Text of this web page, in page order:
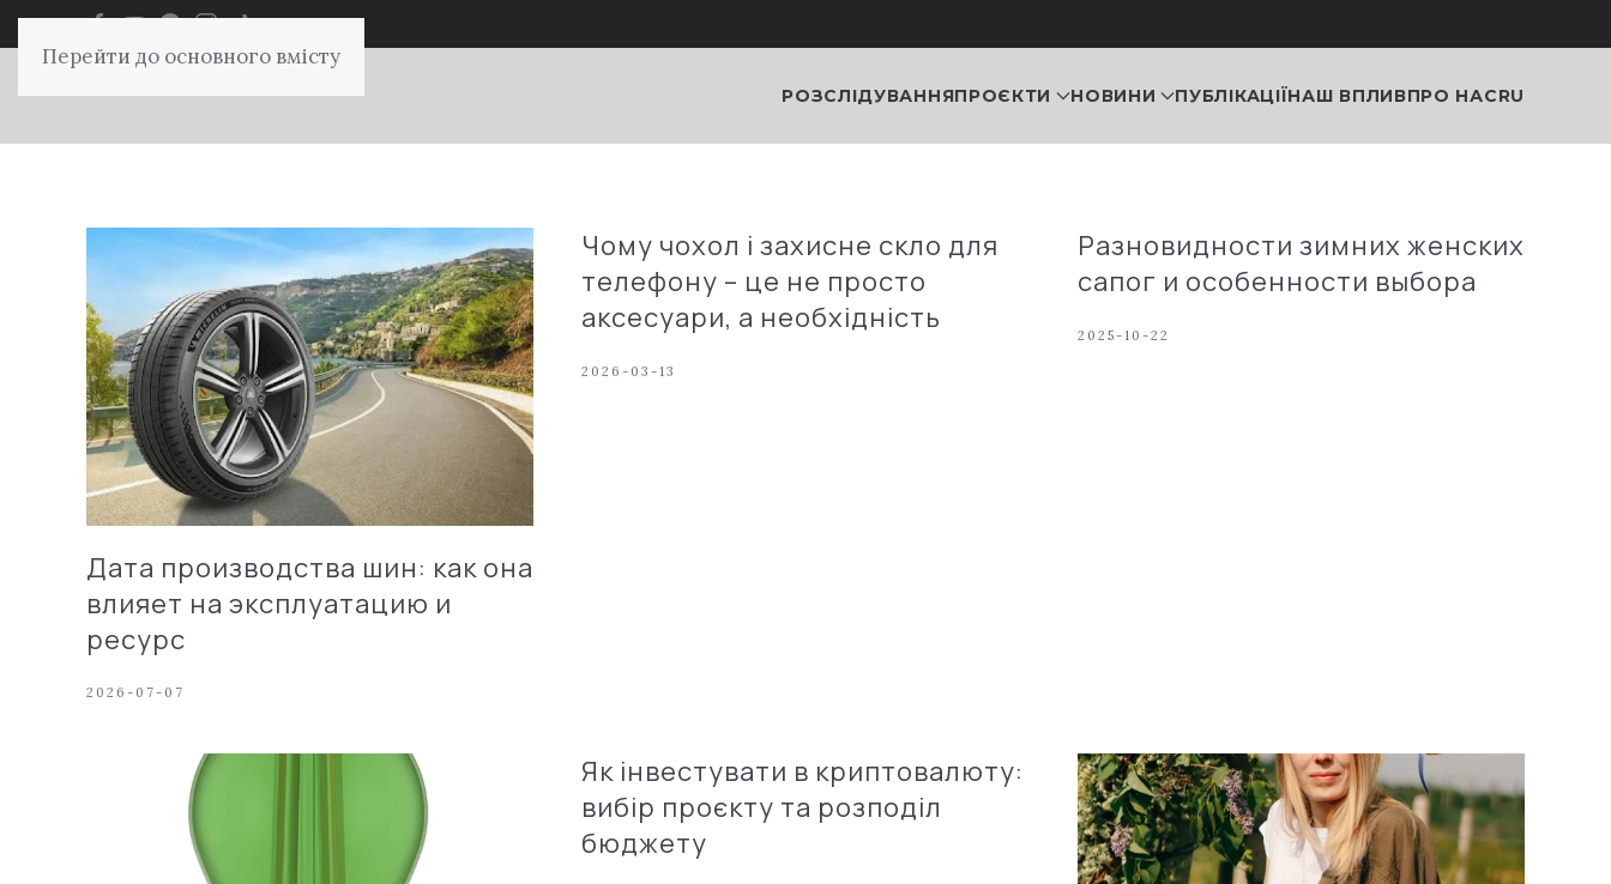
Перейти до основного вмісту
РОЗСЛІДУВАННЯПРОЄКТИ НОВИНИ ПУБЛІКАЦІЇНАШ ВПЛИВПРО НАСRU
Дата производства шин: как она
влияет на эксплуатацию и
ресурс
2026-07-07
Чому чохол і захисне скло для
телефону – це не просто
аксесуари, а необхідність
2026-03-13
Разновидности зимних женских
сапог и особенности выбора
2025-10-22
Як інвестувати в криптовалюту:
вибір проєкту та розподіл
бюджету